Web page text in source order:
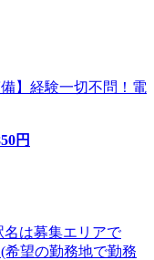
】経験一切不問！電
円
は募集エリアで
望の勤務地で勤務